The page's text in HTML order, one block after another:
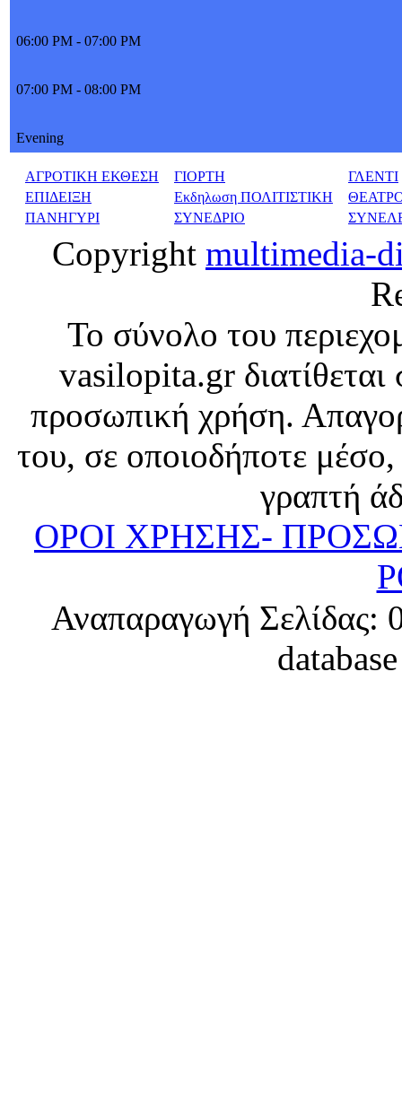
06:00 PM - 07:00 PM
07:00 PM - 08:00 PM
Evening
ΑΓΡΟΤΙΚΗ ΕΚΘΕΣΗ ΓΙΟΡΤΗ
ΓΛΕΝΤΙ
ΕΠΙΔΕΙΞΗ
Εκδηλωση ΠΟΛΙΤΙΣΤΙΚΗ
ΠΑΝΗΓΥΡΙ
ΣΥΝΕΔΡΙΟ
Copyright multimedia-
Το σύνολο του
vasilopita.gr διατίθεται
προσωπική χρήση.
του, σε οποιοδήποτε
γραπτή
ΟΡΟΙ ΧΡΗΣΗΣ-
Αναπαραγωγή Σελίδας: